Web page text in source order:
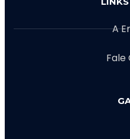
A
Fale